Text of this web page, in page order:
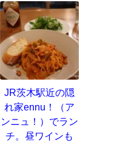
JR茨木駅近の隠
れ家ennu！（ア
ンニュ！）でラン
チ。昼ワインも